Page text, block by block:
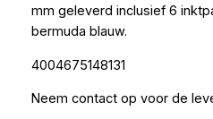
mm geleverd inclusief 6
bermuda blauw.
4004675148131
Neem contact op voor de